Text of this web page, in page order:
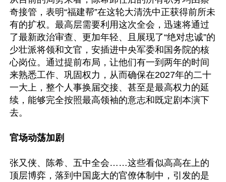
奇接管，表明“福建帮”在这轮大清洗中正获得前所未
有的扩权。最高层需要利用这次全会，迅速将通过
了最新政治审查、更加年轻、且展现了“绝对忠诚”的
少壮派将领和文官，安插进中央军委和国务院的核
心岗位。通过提前布局，让他们有一到两年的时间
来熟悉工作、巩固权力，从而确保在2027年的二十
一大上，整个人事换届交接、甚至是最高权力的延
续，能够完全按照最高领袖的意志和既定剧本演下
去。
官场动荡加剧
张又侠、陈希、五中全会……这些看似高高在上的
顶层博弈，落到中国庞大的官僚体制中，引发的是